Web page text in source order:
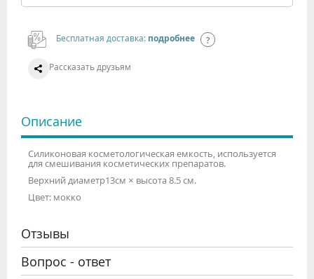
Бесплатная доставка: подробнее
Рассказать друзьям
Описание
Силиконовая косметологическая емкость, используется
для смешивания косметических препаратов.
Верхний диаметр13см × высота 8.5 см.
Цвет: мокко
Отзывы
Вопрос - ответ